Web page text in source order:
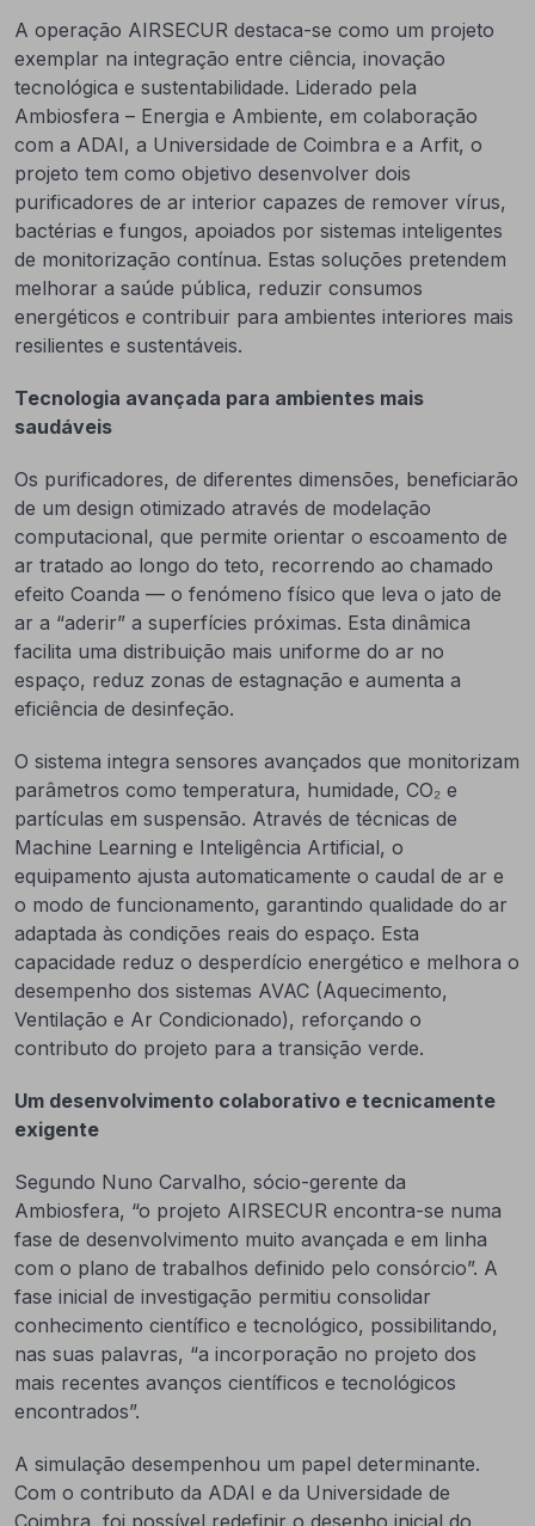
A operação AIRSECUR destaca-se como um projeto
exemplar na integração entre ciência, inovação
tecnológica e sustentabilidade. Liderado pela
Ambiosfera – Energia e Ambiente, em colaboração
com a ADAI, a Universidade de Coimbra e a Arfit, o
projeto tem como objetivo desenvolver dois
purificadores de ar interior capazes de remover vírus,
bactérias e fungos, apoiados por sistemas inteligentes
de monitorização contínua. Estas soluções pretendem
melhorar a saúde pública, reduzir consumos
energéticos e contribuir para ambientes interiores mais
resilientes e sustentáveis.
Tecnologia avançada para ambientes mais
saudáveis
Os purificadores, de diferentes dimensões, beneficiarão
de um design otimizado através de modelação
computacional, que permite orientar o escoamento de
ar tratado ao longo do teto, recorrendo ao chamado
efeito Coanda — o fenómeno físico que leva o jato de
ar a “aderir” a superfícies próximas. Esta dinâmica
facilita uma distribuição mais uniforme do ar no
espaço, reduz zonas de estagnação e aumenta a
eficiência de desinfeção.
O sistema integra sensores avançados que monitorizam
parâmetros como temperatura, humidade, CO₂ e
partículas em suspensão. Através de técnicas de
Machine Learning e Inteligência Artificial, o
equipamento ajusta automaticamente o caudal de ar e
o modo de funcionamento, garantindo qualidade do ar
adaptada às condições reais do espaço. Esta
capacidade reduz o desperdício energético e melhora o
desempenho dos sistemas AVAC (Aquecimento,
Ventilação e Ar Condicionado), reforçando o
contributo do projeto para a transição verde.
Um desenvolvimento colaborativo e tecnicamente
exigente
Segundo Nuno Carvalho, sócio-gerente da
Ambiosfera, “o projeto AIRSECUR encontra-se numa
fase de desenvolvimento muito avançada e em linha
com o plano de trabalhos definido pelo consórcio”. A
fase inicial de investigação permitiu consolidar
conhecimento científico e tecnológico, possibilitando,
nas suas palavras, “a incorporação no projeto dos
mais recentes avanços científicos e tecnológicos
encontrados”.
A simulação desempenhou um papel determinante.
Com o contributo da ADAI e da Universidade de
Coimbra, foi possível redefinir o desenho inicial do